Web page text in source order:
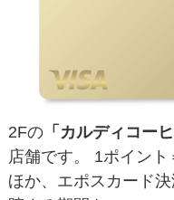
2Fの「カルディコーヒ
店舗です。 1ポイン
ほか、エポスカード